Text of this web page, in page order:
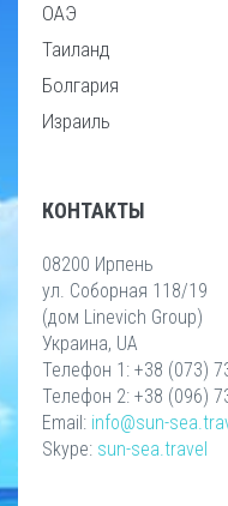
ОАЭ
Таиланд
Болгария
Израиль
КОНТАКТЫ
08200 Ирпень
ул. Соборная 118/19
(дом Linevich Group)
Украина, UA
Телефон 1: +38 (073)
Телефон 2: +38 (096)
Email: info@sun-
Skype: sun-sea.travel